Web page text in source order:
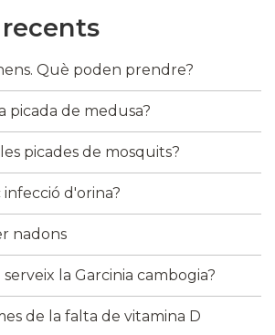
Què poden prendre?
picada de medusa?
picades de mosquits?
infecció d'orina?
nadons
la Garcinia cambogia?
de la falta de vitamina D